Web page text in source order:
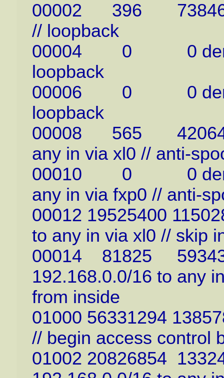
00002 396 73846
// loopback
00004 0 0 deny ip
loopback
00006 0 0 deny ip
loopback
00008 565 42064
any in via xl0 // anti-
00010 0 0 deny ip
any in via fxp0 // anti-
00012 19525400
to any in via xl0 // skip
00014 81825
192.168.0.0/16 to any
from inside
01000 56331294
// begin access control
01002 20826854